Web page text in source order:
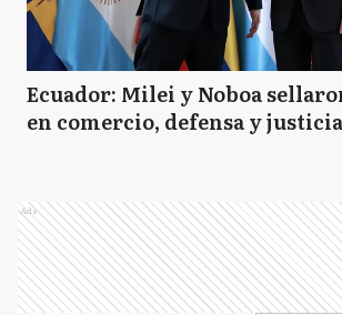
Ecuador: Milei y Noboa
en comercio, defensa y justicia
Ads